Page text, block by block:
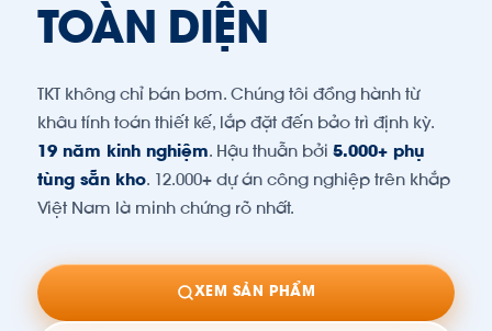
TOÀN DIỆN
TKT không chỉ bán bơm. Chúng tôi đồng hành từ
khâu tính toán thiết kế, lắp đặt đến bảo trì định kỳ.
19 năm kinh nghiệm. Hậu thuẫn bởi 5.000+ phụ
tùng sẵn kho. 12.000+ dự án công nghiệp trên khắp
Việt Nam là minh chứng rõ nhất.
XEM SẢN PHẨM